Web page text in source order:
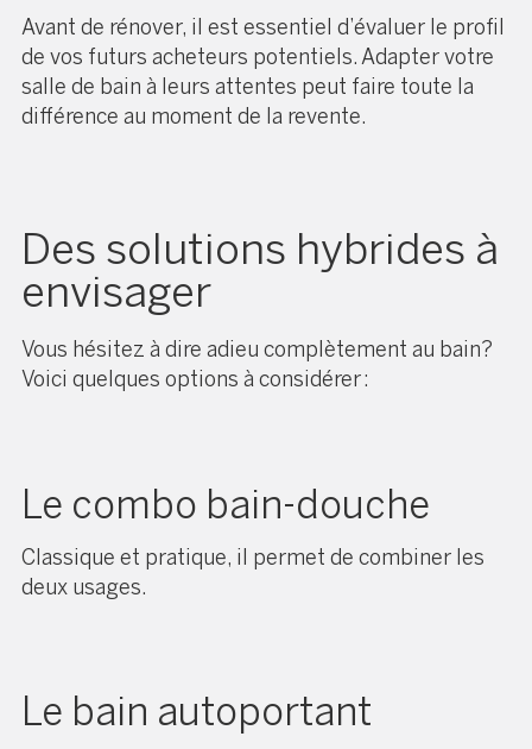
Avant de rénover, il est essentiel d’évaluer le profil
de vos futurs acheteurs potentiels. Adapter votre
salle de bain à leurs attentes peut faire toute la
différence au moment de la revente.
Des solutions hybrides à
envisager
Vous hésitez à dire adieu complètement au bain?
Voici quelques options à considérer :
Le combo bain-douche
Classique et pratique, il permet de combiner les
deux usages.
Le bain autoportant